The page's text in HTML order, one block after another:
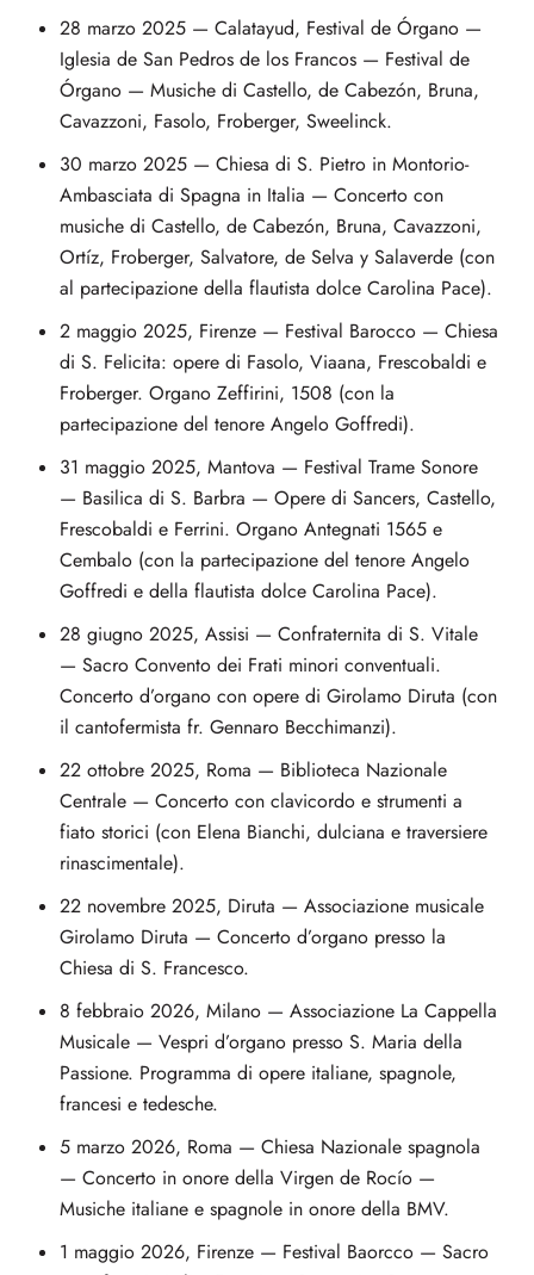
28 marzo 2025 — Calatayud, Festival de Órgano —
Iglesia de San Pedros de los Francos — Festival de
Órgano — Musiche di Castello, de Cabezón, Bruna,
Cavazzoni, Fasolo, Froberger, Sweelinck.
30 marzo 2025 — Chiesa di S. Pietro in Montorio-
Ambasciata di Spagna in Italia — Concerto con
musiche di Castello, de Cabezón, Bruna, Cavazzoni,
Ortíz, Froberger, Salvatore, de Selva y Salaverde (con
al partecipazione della flautista dolce Carolina Pace).
2 maggio 2025, Firenze — Festival Barocco — Chiesa
di S. Felicita: opere di Fasolo, Viaana, Frescobaldi e
Froberger. Organo Zeffirini, 1508 (con la
partecipazione del tenore Angelo Goffredi).
31 maggio 2025, Mantova — Festival Trame Sonore
— Basilica di S. Barbra — Opere di Sancers, Castello,
Frescobaldi e Ferrini. Organo Antegnati 1565 e
Cembalo (con la partecipazione del tenore Angelo
Goffredi e della flautista dolce Carolina Pace).
28 giugno 2025, Assisi — Confraternita di S. Vitale
— Sacro Convento dei Frati minori conventuali.
Concerto d’organo con opere di Girolamo Diruta (con
il cantofermista fr. Gennaro Becchimanzi).
22 ottobre 2025, Roma — Biblioteca Nazionale
Centrale — Concerto con clavicordo e strumenti a
fiato storici (con Elena Bianchi, dulciana e traversiere
rinascimentale).
22 novembre 2025, Diruta — Associazione musicale
Girolamo Diruta — Concerto d’organo presso la
Chiesa di S. Francesco.
8 febbraio 2026, Milano — Associazione La Cappella
Musicale — Vespri d’organo presso S. Maria della
Passione. Programma di opere italiane, spagnole,
francesi e tedesche.
5 marzo 2026, Roma — Chiesa Nazionale spagnola
— Concerto in onore della Virgen de Rocío —
Musiche italiane e spagnole in onore della BMV.
1 maggio 2026, Firenze — Festival Baorcco — Sacro